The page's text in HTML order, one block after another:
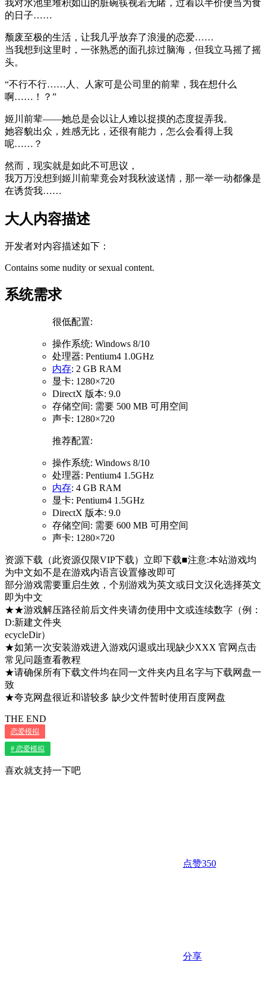
我对水池里堆积如山的脏碗筷视若无睹，过着以半价便当为食
的日子……
颓废至极的生活，让我几乎放弃了浪漫的恋爱……
当我想到这里时，一张熟悉的面孔掠过脑海，但我立马摇了摇
头。
“不行不行……人、人家可是公司里的前辈，我在想什么
啊……！？”
姬川前辈——她总是会以让人难以捉摸的态度捉弄我。
她容貌出众，姓感无比，还很有能力，怎么会看得上我
呢……？
然而，现实就是如此不可思议，
我万万没想到姬川前辈竟会对我秋波送情，那一举一动都像是
在诱货我……
大人内容描述
开发者对内容描述如下：
Contains some nudity or sexual content.
系统需求
很低配置:
操作系统: Windows 8/10
处理器: Pentium4 1.0GHz
内存: 2 GB RAM
显卡: 1280×720
DirectX 版本: 9.0
存储空间: 需要 500 MB 可用空间
声卡: 1280×720
推荐配置:
操作系统: Windows 8/10
处理器: Pentium4 1.5GHz
内存: 4 GB RAM
显卡: Pentium4 1.5GHz
DirectX 版本: 9.0
存储空间: 需要 600 MB 可用空间
声卡: 1280×720
资源下载（此资源仅限VIP下载）立即下载■注意:本站游戏均
为中文如不是在游戏内语言设置修改即可
部分游戏需要重启生效，个别游戏为英文或日文汉化选择英文
即为中文
★★游戏解压路径前后文件夹请勿使用中文或连续数字（例：
D:新建文件夹
ecycleDir）
★如第一次安装游戏进入游戏闪退或出现缺少XXX 官网点击
常见问题查看教程
★请确保所有下载文件均在同一文件夹内且名字与下载网盘一
致
★夸克网盘很近和谐较多 缺少文件暂时使用百度网盘
THE END
恋爱模拟
# 恋爱模拟
喜欢就支持一下吧
点赞350
分享